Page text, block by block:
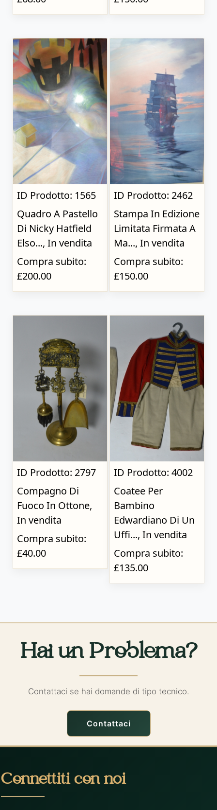
ID Prodotto: 1565
Quadro A Pastello
Di Nicky Hatfield
Elso..., In vendita
Compra subito:
£200.00
ID Prodotto: 2462
Stampa In Edizione
Limitata Firmata A
Ma..., In vendita
Compra subito:
£150.00
ID Prodotto: 2797
Compagno Di
Fuoco In Ottone,
In vendita
Compra subito:
£40.00
ID Prodotto: 4002
Coatee Per
Bambino
Edwardiano Di Un
Uffi..., In vendita
Compra subito:
£135.00
Hai un Problema?
Contattaci se hai domande di tipo tecnico.
Contattaci
Connettiti con noi